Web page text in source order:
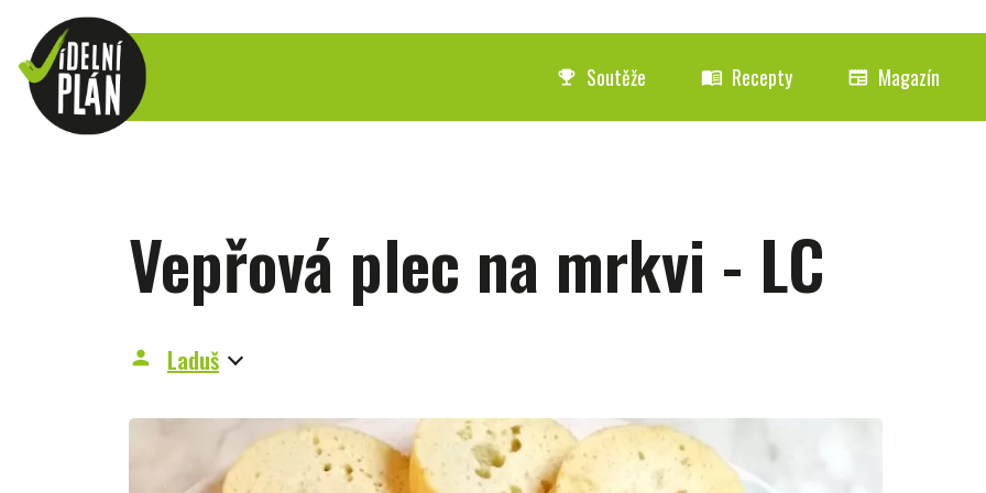
emoji_events Soutěže menu_book Recepty newspaper Magazín
Vepřová plec na mrkvi - LC
person Laduš